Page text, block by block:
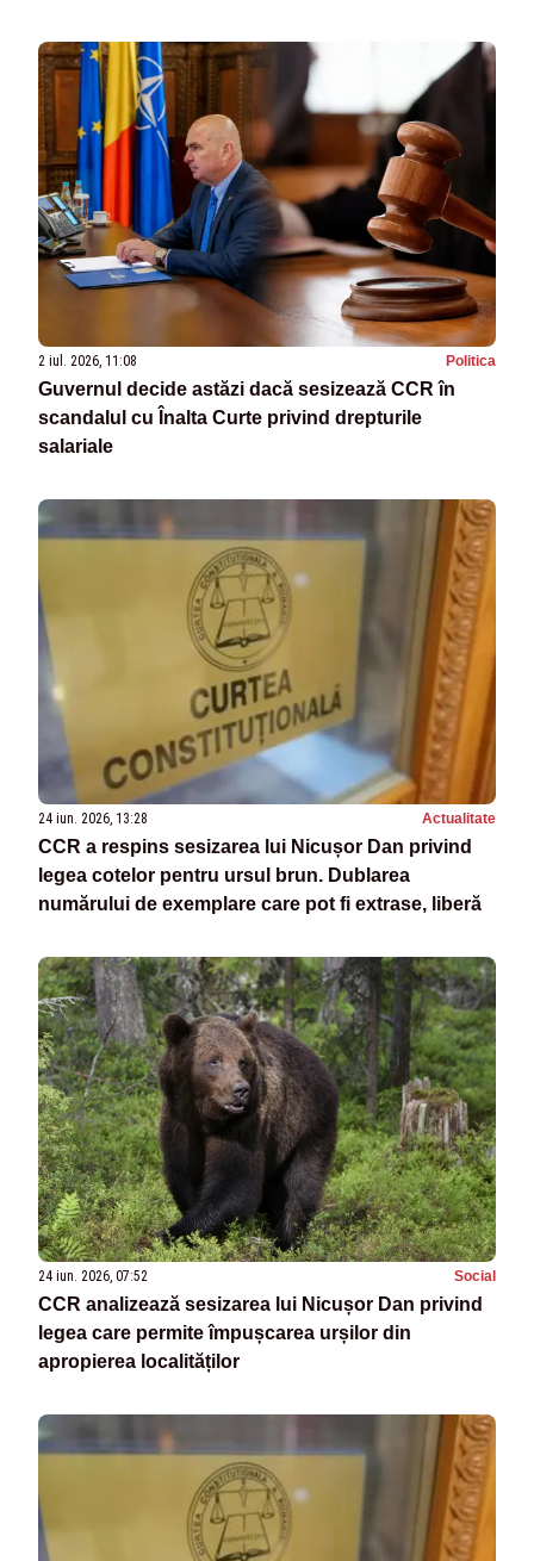
2 iul. 2026, 11:08 Politica
Guvernul decide astăzi dacă sesizează CCR în
scandalul cu Înalta Curte privind drepturile
salariale
24 iun. 2026, 13:28 Actualitate
CCR a respins sesizarea lui Nicușor Dan privind
legea cotelor pentru ursul brun. Dublarea
numărului de exemplare care pot fi extrase, liberă
24 iun. 2026, 07:52 Social
CCR analizează sesizarea lui Nicușor Dan privind
legea care permite împușcarea urșilor din
apropierea localităților